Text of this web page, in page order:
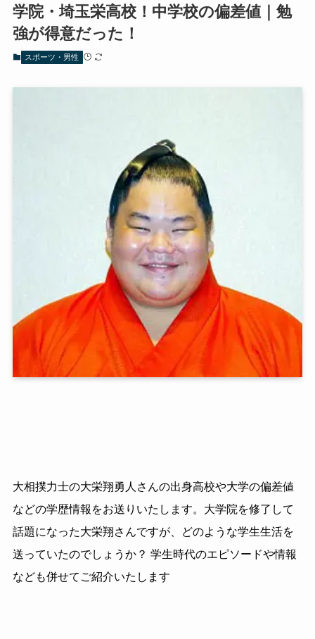
学院・埼玉栄高校！中学校の偏差値｜勉
強が得意だった！
スポーツ・男性
大相撲力士の大栄翔勇人さんの出身高校や大学の偏差値
などの学歴情報をお送りいたします。大学院を修了して
話題になった大栄翔さんですが、どのような学生生活を
送っていたのでしょうか？ 学生時代のエピソードや情報
なども併せてご紹介いたします